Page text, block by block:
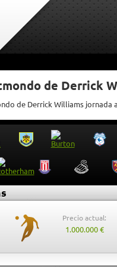
de Derrick
de Derrick Williams jornada
Precio actual:
1.000.000 €